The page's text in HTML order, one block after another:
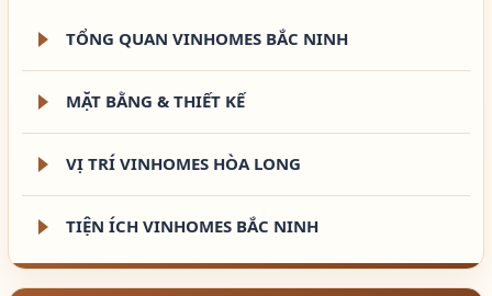
TỔNG QUAN VINHOMES BẮC NINH
MẶT BẰNG & THIẾT KẾ
VỊ TRÍ VINHOMES HÒA LONG
TIỆN ÍCH VINHOMES BẮC NINH